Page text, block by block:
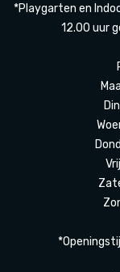
*Playgarten en
12.00 uur